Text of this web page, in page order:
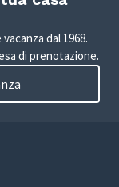
dal 1968.
di prenotazione.